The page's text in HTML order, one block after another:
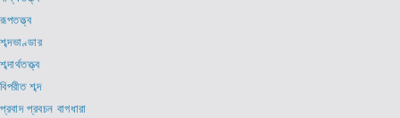
রূপতত্ত্ব
শব্দভাণ্ডার
শব্দার্থতত্ত্ব
বিপরীত শব্দ
প্রবাদ প্রবচন বাগধারা